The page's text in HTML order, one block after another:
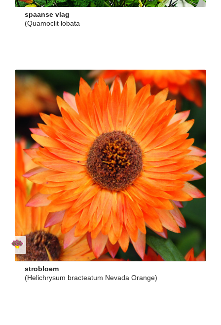
spaanse vlag
(Quamoclit lobata
strobloem
(Helichrysum bracteatum Nevada Orange)